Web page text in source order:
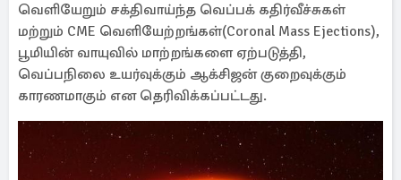
வெளியேறும் சக்திவாய்ந்த வெப்பக் கதிர்வீச்சுகள்
மற்றும் CME வெளியேற்றங்கள்(Coronal Mass Ejections),
பூமியின் வாயுவில் மாற்றங்களை ஏற்படுத்தி,
வெப்பநிலை உயர்வுக்கும் ஆக்சிஜன் குறைவுக்கும்
காரணமாகும் என தெரிவிக்கப்பட்டது.